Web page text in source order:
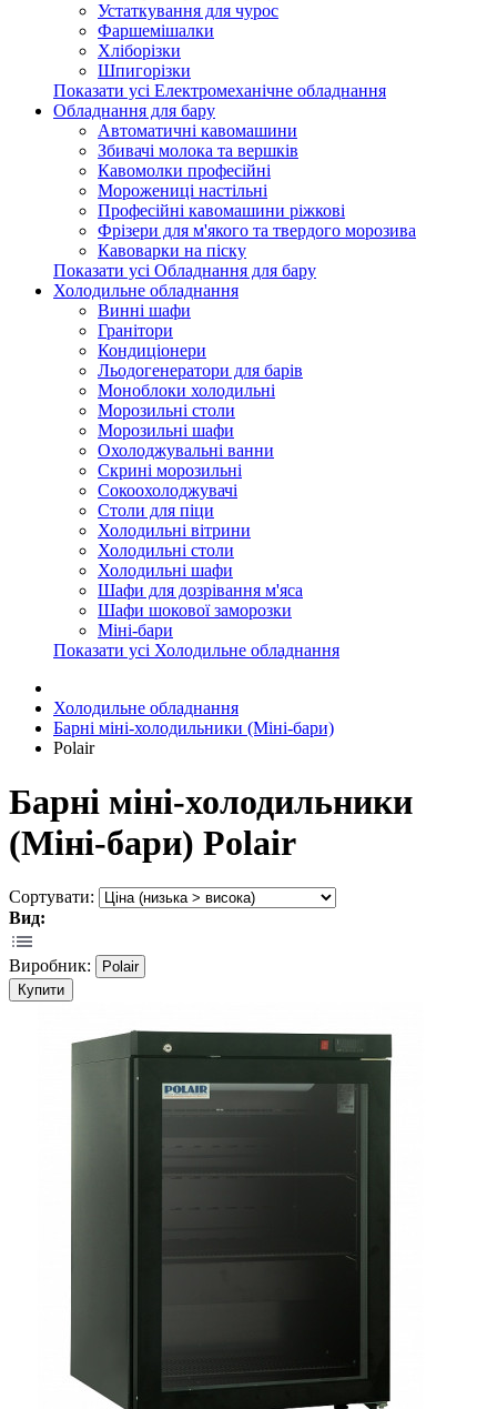
Устаткування для чурос
Фаршемішалки
Хліборізки
Шпигорізки
Показати усі Електромеханічне обладнання
Обладнання для бару
Автоматичні кавомашини
Збивачі молока та вершків
Кавомолки професійні
Морожениці настільні
Професійні кавомашини ріжкові
Фрізери для м'якого та твердого морозива
Кавоварки на піску
Показати усі Обладнання для бару
Холодильне обладнання
Винні шафи
Гранітори
Кондиціонери
Льодогенератори для барів
Моноблоки холодильні
Морозильні столи
Морозильні шафи
Охолоджувальні ванни
Скрині морозильні
Сокоохолоджувачі
Столи для піци
Холодильні вітрини
Холодильні столи
Холодильні шафи
Шафи для дозрівання м'яса
Шафи шокової заморозки
Міні-бари
Показати усі Холодильне обладнання
Холодильне обладнання
Барні міні-холодильники (Міні-бари)
Polair
Барні міні-холодильники
(Міні-бари) Polair
Сортувати:
Вид:
Виробник:
Polair
Купити